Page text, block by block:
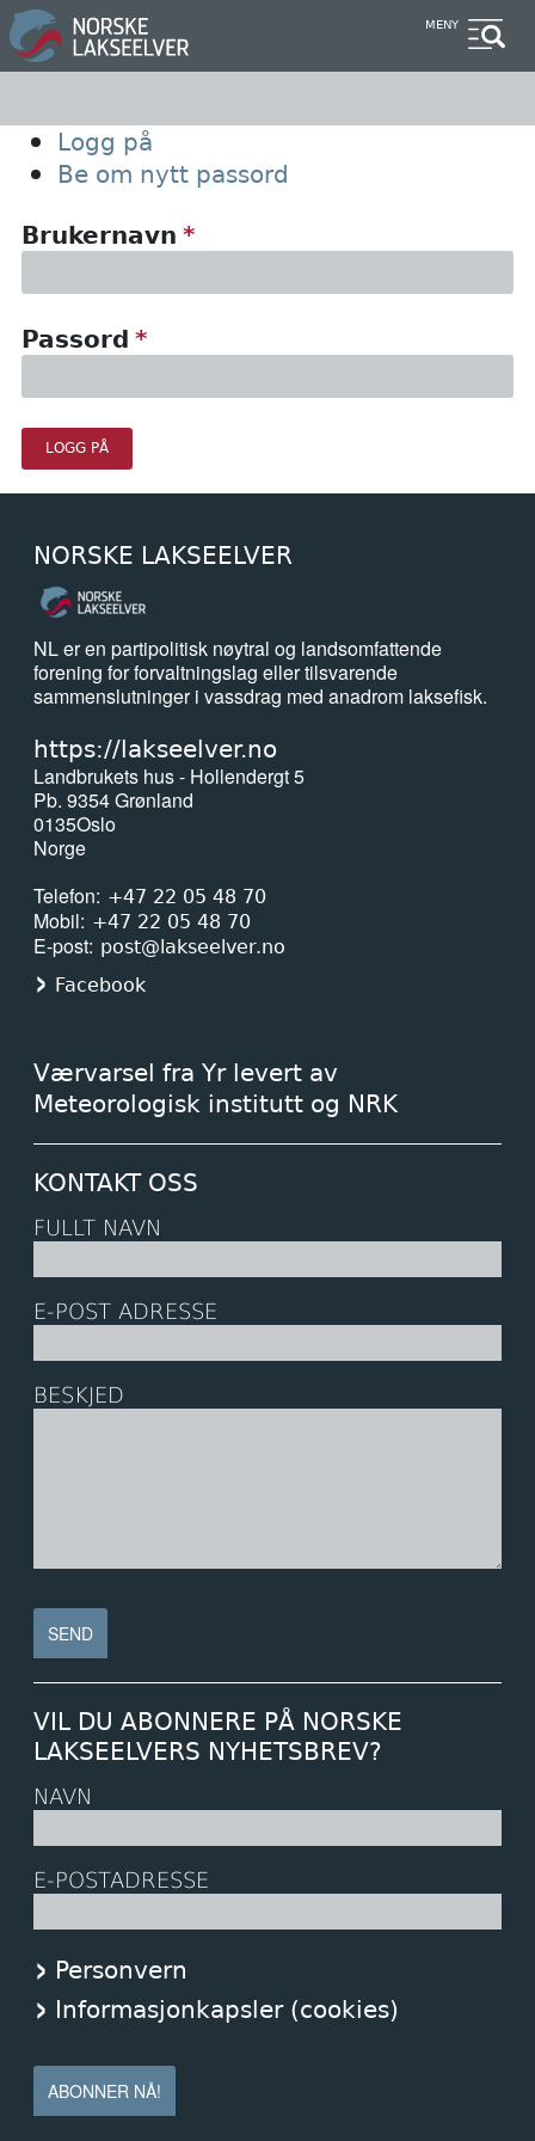
Hopp
til
hovedinnhold
MENY
Primary
tabs
Logg på
Be om nytt passord
Brukernavn
Passord
NORSKE LAKSEELVER
NL er en partipolitisk nøytral og landsomfattende
forening for forvaltningslag eller tilsvarende
sammenslutninger i vassdrag med anadrom laksefisk.
https://lakseelver.no
Landbrukets hus - Hollendergt 5
Pb. 9354 Grønland
0135Oslo
Norge
Telefon
+47 22 05 48 70
Mobil +47 22 05 48 70
E-post post@lakseelver.no
Facebook
Værvarsel fra Yr levert av
Meteorologisk institutt og NRK
KONTAKT OSS
FULLT NAVN
E-POST ADRESSE
BESKJED
VIL DU ABONNERE PÅ NORSKE
LAKSEELVERS NYHETSBREV?
NAVN
E-POSTADRESSE
Personvern
Informasjonkapsler (cookies)